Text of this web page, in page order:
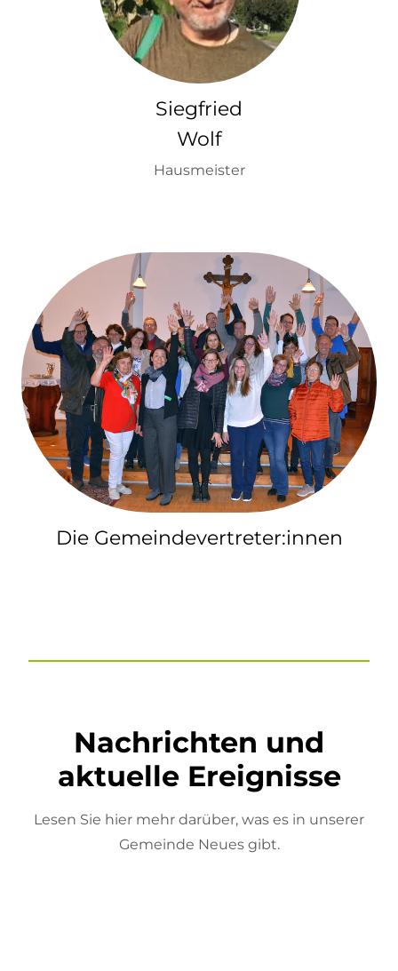
Siegfried
Wolf
Hausmeister
Die Gemeindevertreter:innen
Nachrichten und
aktuelle Ereignisse
Lesen Sie hier mehr darüber, was es in unserer
Gemeinde Neues gibt.